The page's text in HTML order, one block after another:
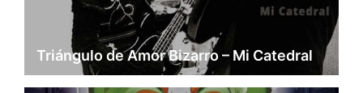
Triángulo de Amor Bizarro – Mi Catedral